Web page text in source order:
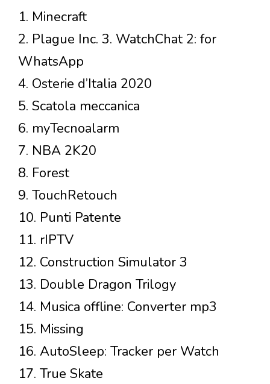
1. Minecraft
2. Plague Inc. 3. WatchChat 2: for
WhatsApp
4. Osterie d’Italia 2020
5. Scatola meccanica
6. myTecnoalarm
7. NBA 2K20
8. Forest
9. TouchRetouch
10. Punti Patente
11. rIPTV
12. Construction Simulator 3
13. Double Dragon Trilogy
14. Musica offline: Converter mp3
15. Missing
16. AutoSleep: Tracker per Watch
17. True Skate